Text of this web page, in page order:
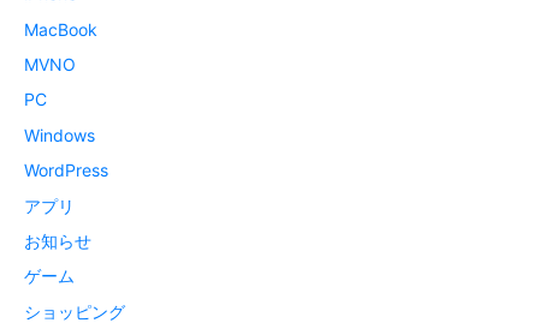
MacBook
MVNO
PC
Windows
WordPress
アプリ
お知らせ
ゲーム
ショッピング